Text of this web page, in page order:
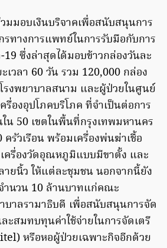
มมอบเงินบริจาคเพื่อสนับสนุนการ
ทางการแพทย์ในการรับมือกับการ
19 ซึ่งล่าสุดได้มอบข้าวกล่องวันละ
เวลา 60 วัน รวม 120,000 กล่อง
รงพยาบาลสนาม และผู้ป่วยในศูนย์
องอุปโภคบริโภค ที่จำเป็นต่อการ
น 50 เขตในพื้นที่กรุงเทพมหานคร
รัวเรือน พร้อมเครื่องพ่นฆ่าเชื้อ
เครื่องวัดอุณหภูมิแบบมีขาตั้ง และ
ายนิ้ว ให้แต่ละชุมชน นอกจากนี้ยัง
ำนวน 10 ล้านบาทแก่คณะ
าลรามาธิบดี เพื่อสนับสนุนการจัด
ะสมทบทุนค่าใช้จ่ายในการจัดเตรี
หรือหอผู้ป่วยเฉพาะกิจอีกด้วย